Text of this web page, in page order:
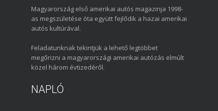
Magyarország első amerikai autós magazinja 1998-
as megszületése óta együtt fejlődik a hazai amerikai
autós kultúrával.
Feladatunknak tekintjük a lehető legtöbbet
megőrizni a magyarországi amerikai autózás elmúlt
közel három évtizedéről.
NAPLÓ